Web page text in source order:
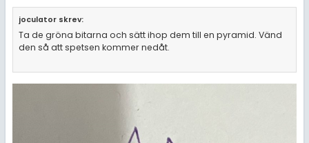
joculator skrev:
Ta de gröna bitarna och sätt ihop dem till en pyramid. Vänd
den så att spetsen kommer nedåt.